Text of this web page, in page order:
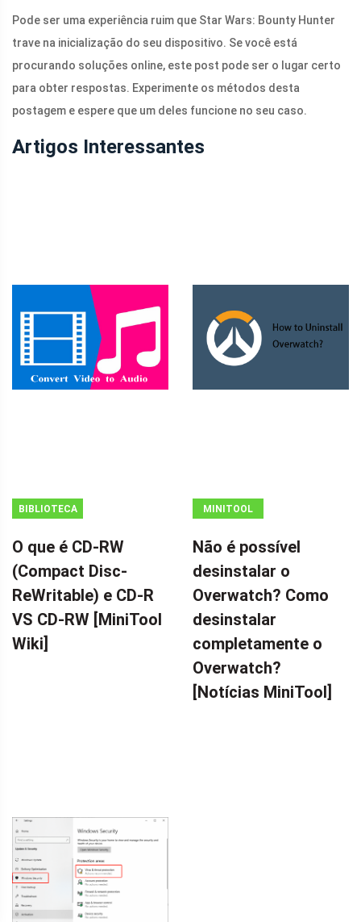
Pode ser uma experiência ruim que Star Wars: Bounty Hunter
trave na inicialização do seu dispositivo. Se você está
procurando soluções online, este post pode ser o lugar certo
para obter respostas. Experimente os métodos desta
postagem e espere que um deles funcione no seu caso.
Artigos Interessantes
BIBLIOTECA
WIKI
O que é CD-RW
(Compact Disc-
ReWritable) e CD-R
VS CD-RW [MiniTool
Wiki]
MINITOOL
Não é possível
desinstalar o
Overwatch? Como
desinstalar
completamente o
Overwatch?
[Notícias MiniTool]